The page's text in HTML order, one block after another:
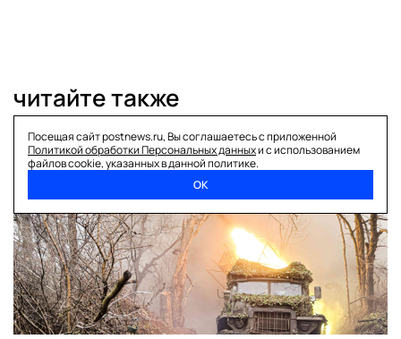
читайте также
сво
Посещая сайт postnews.ru, Вы соглашаетесь с приложенной
Политикой обработки Персональных данныхи с использованием
файлов cookie, указанных в данной политике.
ОК